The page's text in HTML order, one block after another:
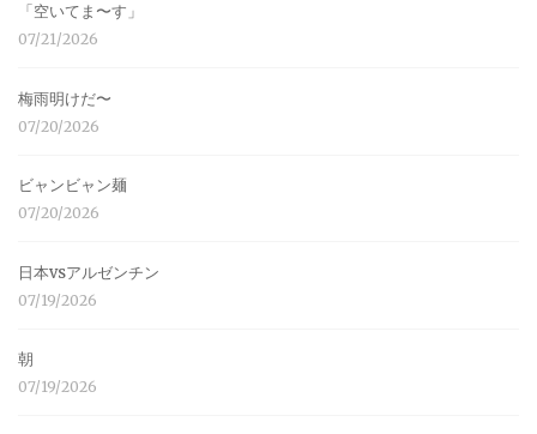
「空いてま〜す」
07/21/2026
梅雨明けだ〜
07/20/2026
ビャンビャン麺
07/20/2026
日本vsアルゼンチン
07/19/2026
朝
07/19/2026